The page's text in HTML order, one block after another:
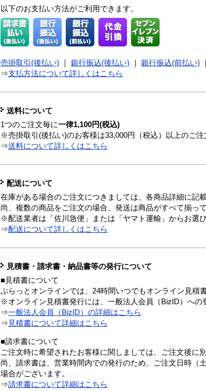
以下のお支払い方法がご利用できます。
売掛取引(後払い) 銀行振込(後払い) 銀行振込(前払い)
⇒支払方法について詳しくはこちら
送料について
1つのご注文毎に一律1,100円(税込)
※売掛取引(後払い)のお客様は33,000円（税込）以上のご注
⇒送料について詳しくはこちら
配送について
在庫がある場合のご注文につきましては、各商品詳細に記
尚、複数の商品をご注文の場合、発送は商品がすべて揃っ
※配送業者は「佐川急便」または「ヤマト運輸」からお選
⇒配送について詳しくはこちら
見積書・請求書・納品書等の発行について
■見積書について
ぷらっとオンラインでは、24時間いつでもオンライン見積
※オンライン見積書発行には、一般法人会員（BizID）への
⇒一般法人会員（BizID）の詳細はこちら
⇒ 見積書について詳細はこちら
■請求書について
ご注文時に希望されたお客様に関しましては、ご注文後に
尚、請求書は、営業時間内での発行のため、ご注文日時（
場合がございます。
⇒請求書について詳細はこちら